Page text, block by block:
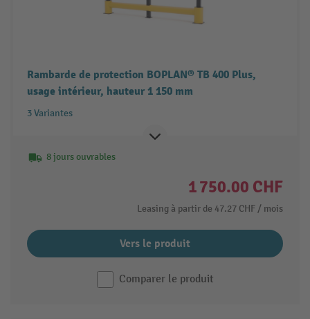
Rambarde de protection BOPLAN® TB 400 Plus,
usage intérieur, hauteur 1 150 mm
3 Variantes
8 jours ouvrables
1 750.00 CHF
Leasing à partir de 47.27 CHF / mois
Vers le produit
Comparer le produit